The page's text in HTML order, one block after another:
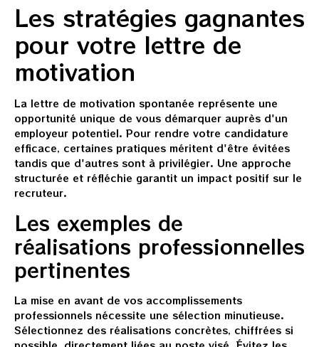
Les stratégies gagnantes
pour votre lettre de
motivation
La lettre de motivation spontanée représente une
opportunité unique de vous démarquer auprès d'un
employeur potentiel. Pour rendre votre candidature
efficace, certaines pratiques méritent d'être évitées
tandis que d'autres sont à privilégier. Une approche
structurée et réfléchie garantit un impact positif sur le
recruteur.
Les exemples de
réalisations professionnelles
pertinentes
La mise en avant de vos accomplissements
professionnels nécessite une sélection minutieuse.
Sélectionnez des réalisations concrètes, chiffrées si